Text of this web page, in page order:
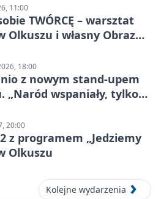
11:00
TWÓRCĘ – warsztat
Olkuszu i własny Obraz
18:00
z nowym stand-upem
„Naród wspaniały, tylko
20:00
z programem „Jedziemy
Olkuszu
Kolejne wydarzenia